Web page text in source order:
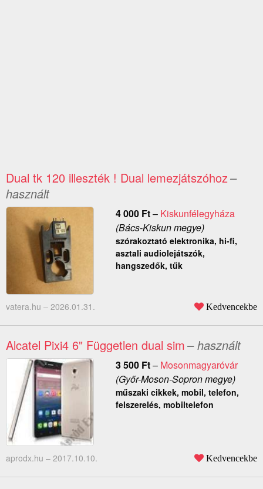
Dual tk 120 illeszték ! Dual lemezjátszóhoz–
használt
4 000 Ft– Kiskunfélegyháza
(Bács-Kiskun megye)
szórakoztató elektronika, hi-fi,
asztali audiolejátszók,
hangszedők, tűk
vatera.hu – 2026.01.31. Kedvencekbe
Alcatel Pixi4 6" Független dual sim– használt
3 500 Ft– Mosonmagyaróvár
(Győr-Moson-Sopron megye)
műszaki cikkek, mobil, telefon,
felszerelés, mobiltelefon
aprodx.hu – 2017.10.10. Kedvencekbe